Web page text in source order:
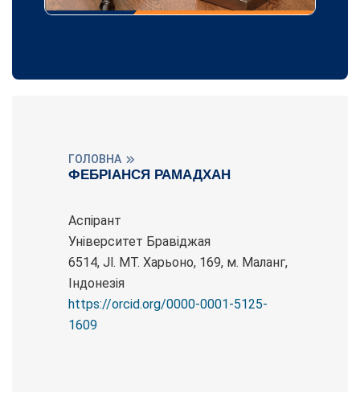
ГОЛОВНА
ФЕБРІАНСЯ РАМАДХАН
Аспірант
Університет Бравіджая
6514, Jl. MT. Харьоно, 169, м. Маланг,
Індонезія
https://orcid.org/0000-0001-5125-
1609